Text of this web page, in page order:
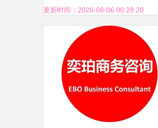
更新时间：2026-08-06 00:28:20